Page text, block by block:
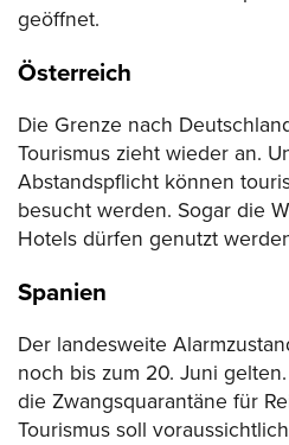
geöffnet.
Österreich
Die Grenze nach
Tourismus zieht wieder an.
Abstandspflicht können
besucht werden. Sogar die
Hotels dürfen genutzt
Spanien
Der landesweite
noch bis zum 20. Juni
die Zwangsquarantäne für
Tourismus soll